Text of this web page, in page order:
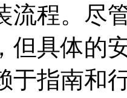
流程。尽
但具体的
于指南和